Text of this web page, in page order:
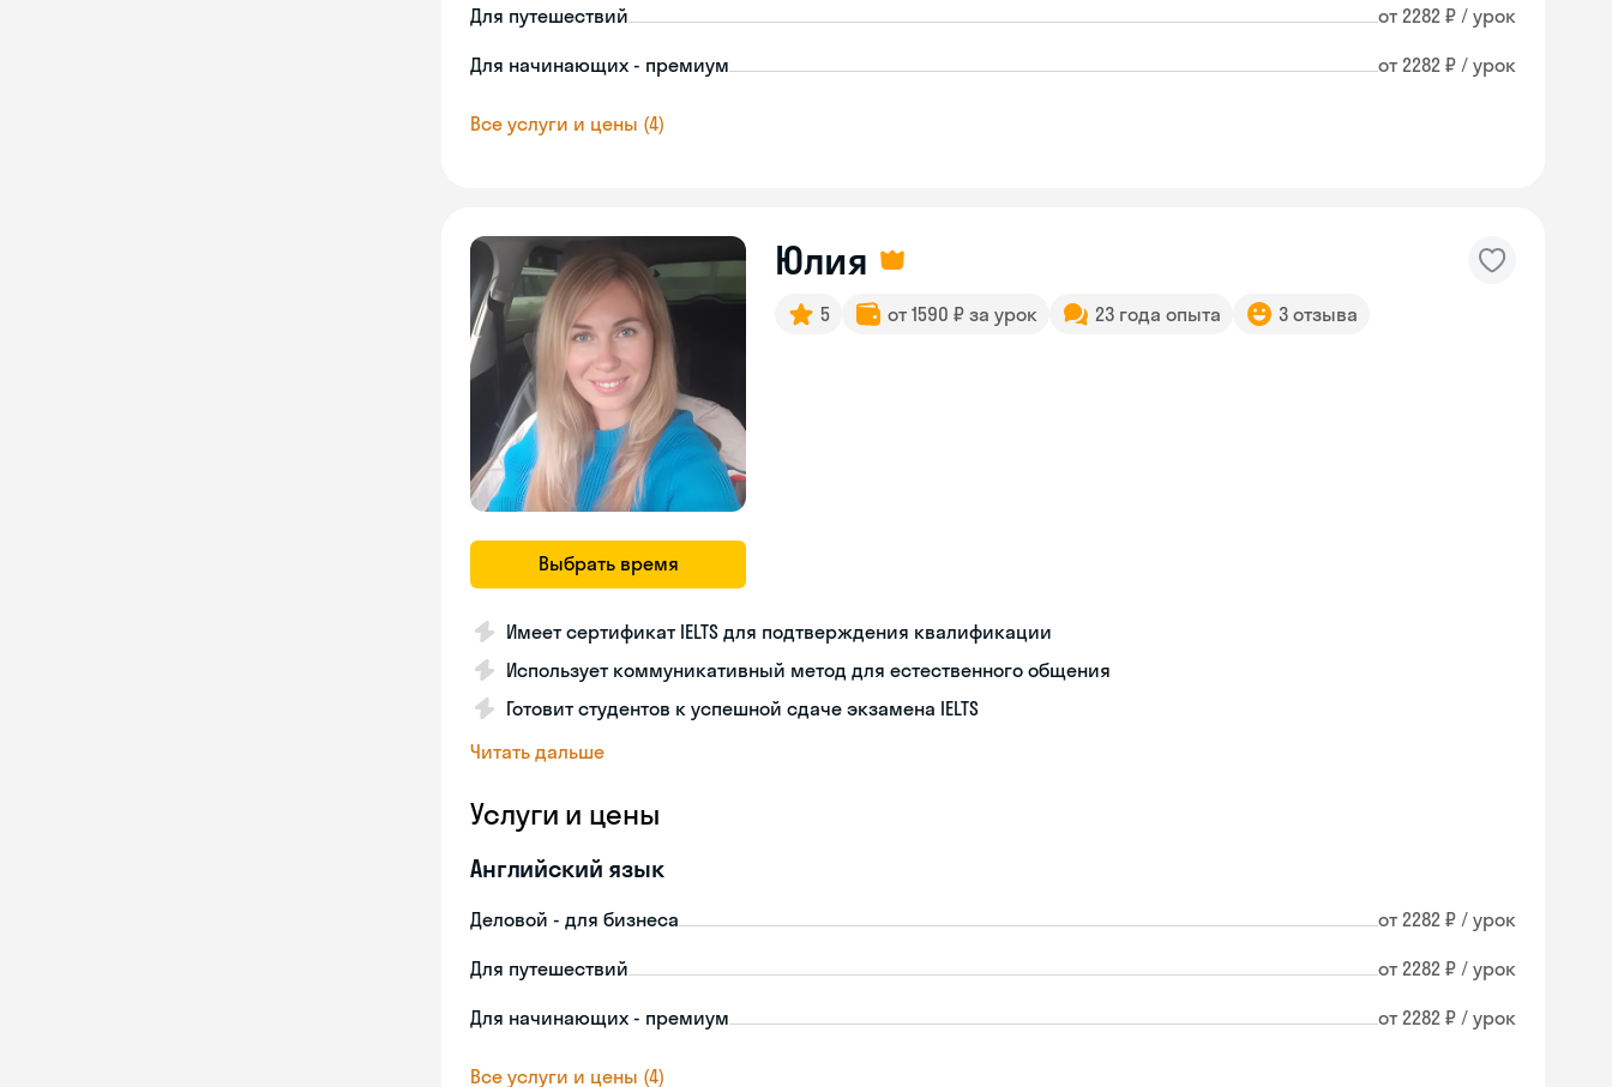
Для путешествий от 2282 ₽ / урок
Для начинающих - премиум от 2282 ₽ / урок
Все услуги и цены (4)
Выбрать время
Юлия
5 от 1590 ₽ за урок 23 года опыта 3 отзыва
Имеет сертификат IELTS для подтверждения квалификации
Использует коммуникативный метод для естественного общения
Готовит студентов к успешной сдаче экзамена IELTS
Читать дальше
Услуги и цены
Английский язык
Деловой - для бизнеса от 2282 ₽ / урок
Для путешествий от 2282 ₽ / урок
Для начинающих - премиум от 2282 ₽ / урок
Все услуги и цены (4)